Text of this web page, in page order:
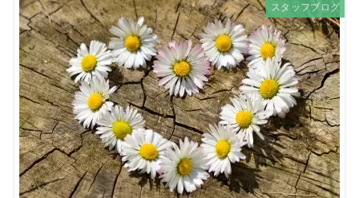
スタッフブログ